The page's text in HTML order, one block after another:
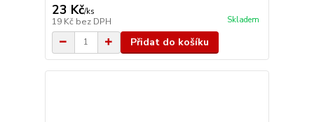
23 Kč/ks
19 Kč bez DPH Skladem
Přidat do košíku